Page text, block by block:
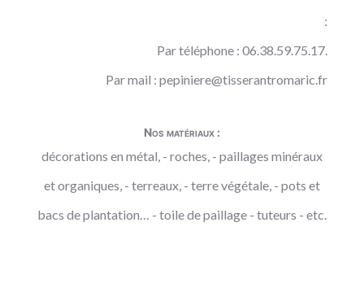
:
Par téléphone : 06.38.59.75.17.
Par mail :pepiniere@tisserantromaric.fr
Nos matériaux :
décorations en métal, - roches, - paillages minéraux
et organiques, - terreaux, - terre végétale, - pots et
bacs de plantation… - toile de paillage - tuteurs - etc.